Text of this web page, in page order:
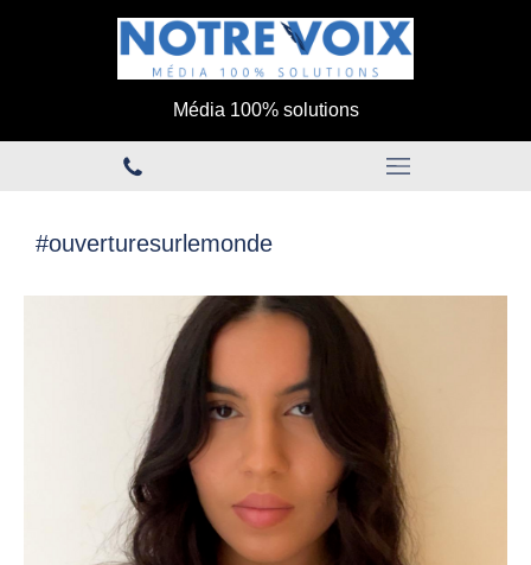
Média 100% solutions
#ouverturesurlemonde